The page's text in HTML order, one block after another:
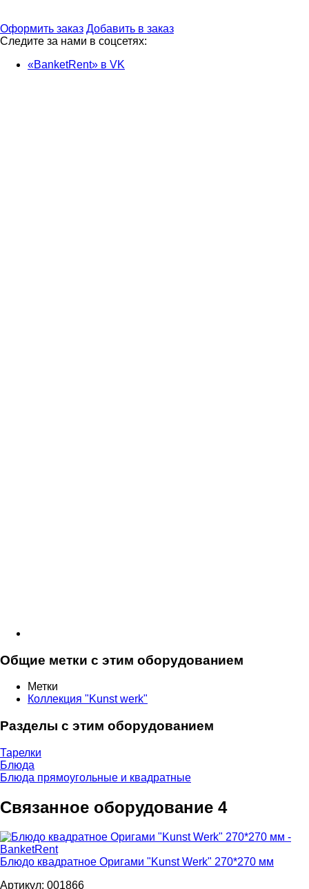
Оформить заказ Добавить в заказ
Следите за нами в соцсетях:
«BanketRent» в VK
Общие метки с этим оборудованием
Метки
Коллекция "Kunst werk"
Разделы с этим оборудованием
Тарелки
Блюда
Блюда прямоугольные и квадратные
Связанное оборудование 4
Блюдо квадратное Оригами "Kunst Werk" 270*270 мм
Артикул: 001866